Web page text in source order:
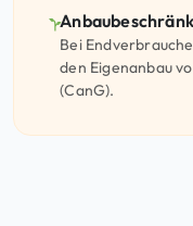
Bei
den Eigenanbau
(CanG).